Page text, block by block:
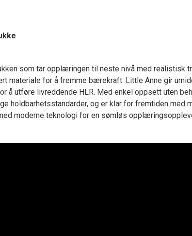
som tar opplæringen til neste nivå med
materiale for å fremme bærekraft. Little Anne gir
å utføre livreddende HLR. Med enkel oppsett uten
holdbarhetsstandarder, og er klar for fremtiden
moderne teknologi for en sømløs